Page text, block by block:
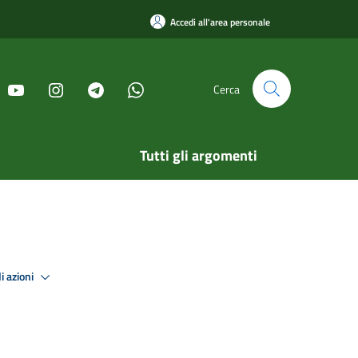
Accedi all'area personale
Cerca
Tutti gli argomenti
azioni